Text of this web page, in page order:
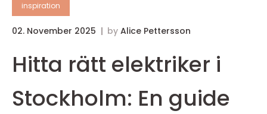
inspiration
02. November 2025 by Alice Pettersson
Hitta rätt elektriker i
Stockholm: En guide